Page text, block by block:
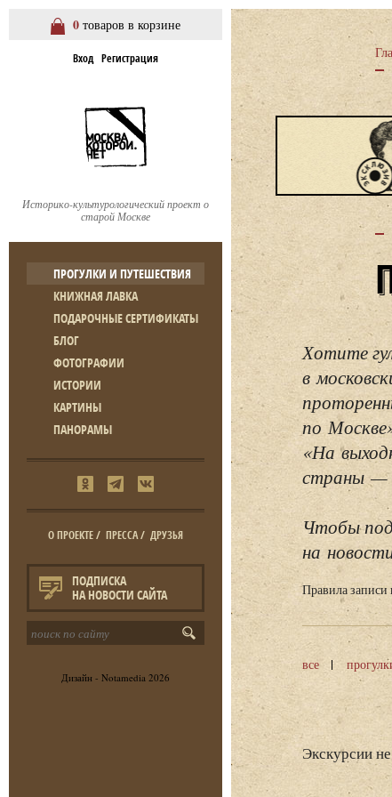
0 товаров в корзине
Вход Регистрация
Историко-культурологический проект о
старой Москве
ПРОГУЛКИ И ПУТЕШЕСТВИЯ
КНИЖНАЯ ЛАВКА
ПОДАРОЧНЫЕ СЕРТИФИКАТЫ
БЛОГ
ФОТОГРАФИИ
ИСТОРИИ
КАРТИНЫ
ПАНОРАМЫ
О ПРОЕКТЕ/ ПРЕССА/ ДРУЗЬЯ
ПОДПИСКА
НА НОВОСТИ САЙТА
Дизайн - Notamedia 2026
Хотите
в
по
«На
страны —
Чтобы
на
Правила
все
Экскурсии